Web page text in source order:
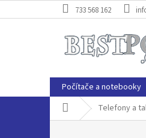
na
733 568 162
Počítače a notebooky
Domů Telefony a